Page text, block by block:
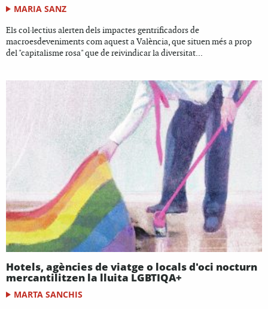
MARIA SANZ
Els col·lectius alerten dels impactes gentrificadors de
macroesdeveniments com aquest a València, que situen més a prop
del "capitalisme rosa" que de reivindicar la diversitat...
Hotels, agències de viatge o locals d'oci nocturn
mercantilitzen la lluita LGBTIQA+
MARTA SANCHIS